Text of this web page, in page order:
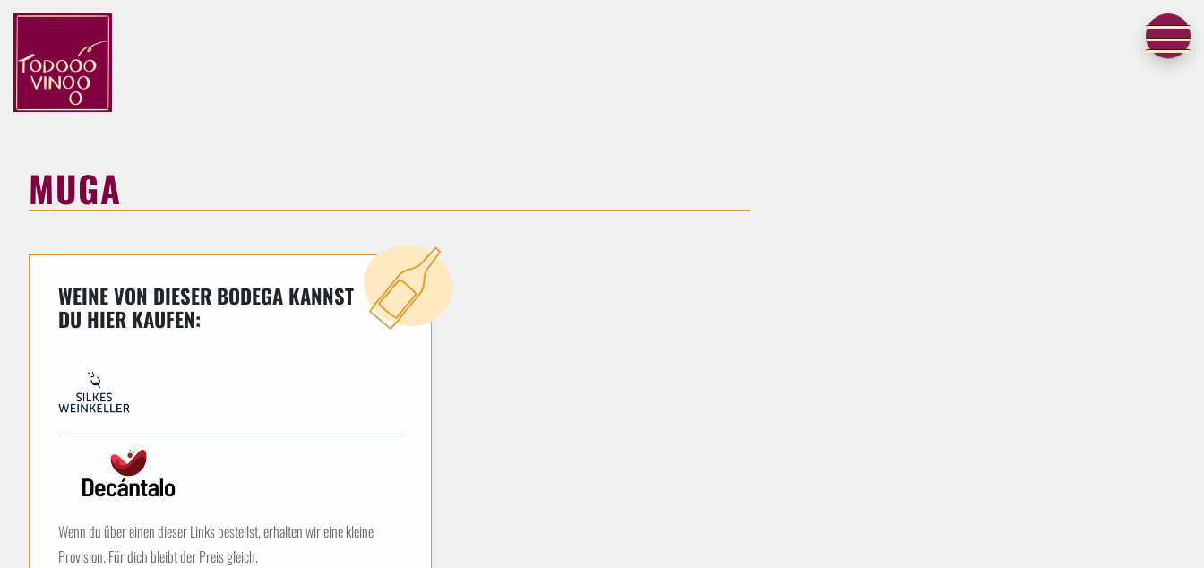
MUGA
WEINE VON DIESER BODEGA KANNST
DU HIER KAUFEN:
Wenn du über einen dieser Links bestellst, erhalten wir eine kleine
Provision. Für dich bleibt der Preis gleich.